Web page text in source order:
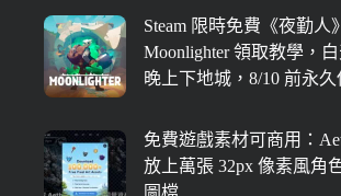
Steam 限時免費《夜勤人》
Moonlighter 領取教學，白
晚上下地城，8/10 前永久
免費遊戲素材可商用：
放上萬張 32px 像素風角